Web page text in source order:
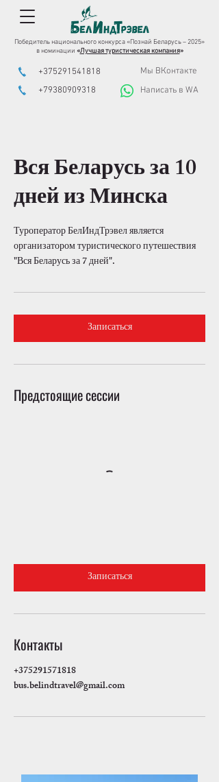
Победитель национального конкурса «Познай Беларусь – 2025»
в номинации «Лучшая туристическая компания»
+375291541818
Мы ВКонтакте
+79380909318
Написать в WA
Вся Беларусь за 10
дней из Минска
Туроператор БелИндТрэвел является
организатором туристического путешествия
"Вся Беларусь за 7 дней".
Записаться
Предстоящие сессии
Записаться
Контакты
+375291571818
bus.belindtravel@gmail.com